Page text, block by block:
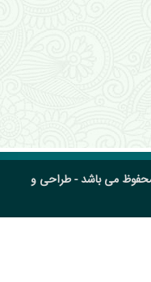
می باشد - طراحی و